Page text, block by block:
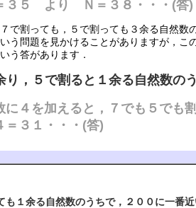
より Ｎ＝３８・・・(答)
で割っても，５で割っても３余る自然数
う問題を見かけることがありますが，こ
う答があります．
り，５で割ると１余る自然数の
に４を加えると，７でも５でも
１・・・(答)
１余る自然数のうちで，２００に一番